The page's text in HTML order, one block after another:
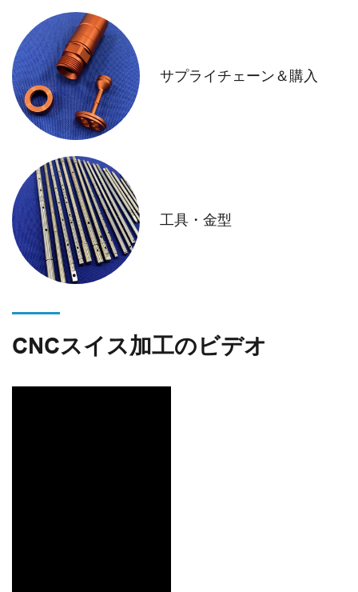
サプライチェーン＆購入
工具・金型
CNCスイス加工のビデオ